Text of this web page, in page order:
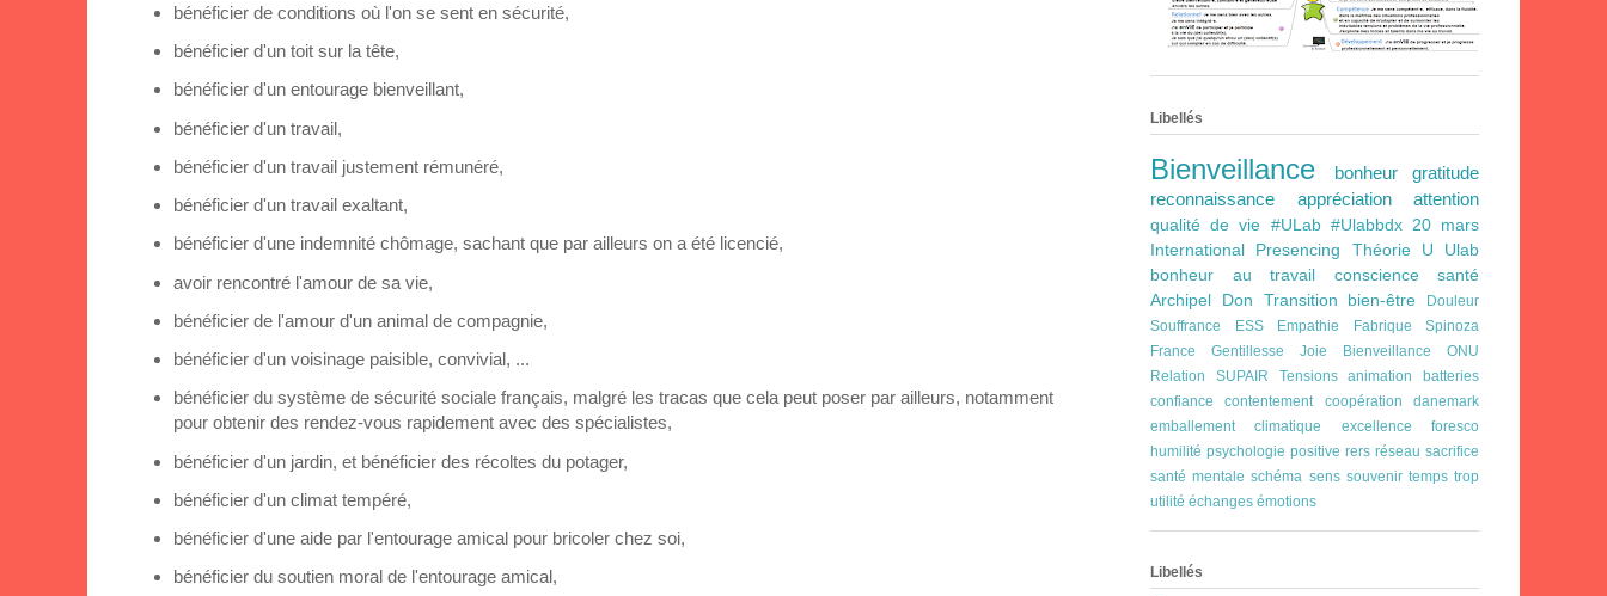
bénéficier de conditions où l'on se sent en sécurité,
bénéficier d'un toit sur la tête,
bénéficier d'un entourage bienveillant,
bénéficier d'un travail,
bénéficier d'un travail justement rémunéré,
bénéficier d'un travail exaltant,
bénéficier d'une indemnité chômage, sachant que par ailleurs on a été licencié,
avoir rencontré l'amour de sa vie,
bénéficier de l'amour d'un animal de compagnie,
bénéficier d'un voisinage paisible, convivial, ...
bénéficier du système de sécurité sociale français, malgré les tracas que cela peut poser par ailleurs, notamment
pour obtenir des rendez-vous rapidement avec des spécialistes,
bénéficier d'un jardin, et bénéficier des récoltes du potager,
bénéficier d'un climat tempéré,
bénéficier d'une aide par l'entourage amical pour bricoler chez soi,
bénéficier du soutien moral de l'entourage amical,
Libellés
Bienveillance bonheur
gratitude
reconnaissance
appréciation attention
qualité de vie #ULab #Ulabbdx
20 mars
International
Presencing Théorie U
Ulab
bonheur au travail
conscience
santé
Archipel
Don Transition bien-être
Douleur
Souffrance
ESS Empathie
Fabrique Spinoza
France
Gentillesse Joie Bienveillance
ONU
Relation
SUPAIR Tensions animation
batteries
confiance
contentement coopération
danemark
emballement climatique
excellence
foresco
humilité psychologie positive rers réseau sacrifice
santé mentale schéma sens souvenir temps trop
utilité échanges émotions
Libellés